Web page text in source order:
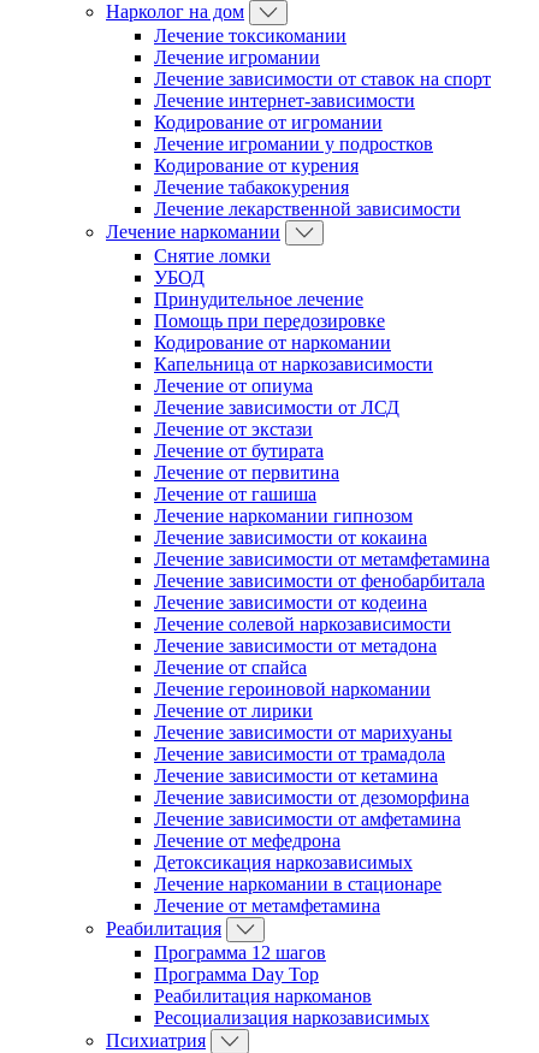
Нарколог на дом
Лечение токсикомании
Лечение игромании
Лечение зависимости от ставок на спорт
Лечение интернет-зависимости
Кодирование от игромании
Лечение игромании у подростков
Кодирование от курения
Лечение табакокурения
Лечение лекарственной зависимости
Лечение наркомании
Снятие ломки
УБОД
Принудительное лечение
Помощь при передозировке
Кодирование от наркомании
Капельница от наркозависимости
Лечение от опиума
Лечение зависимости от ЛСД
Лечение от экстази
Лечение от бутирата
Лечение от первитина
Лечение от гашиша
Лечение наркомании гипнозом
Лечение зависимости от кокаина
Лечение зависимости от метамфетамина
Лечение зависимости от фенобарбитала
Лечение зависимости от кодеина
Лечение солевой наркозависимости
Лечение зависимости от метадона
Лечение от спайса
Лечение героиновой наркомании
Лечение от лирики
Лечение зависимости от марихуаны
Лечение зависимости от трамадола
Лечение зависимости от кетамина
Лечение зависимости от дезоморфина
Лечение зависимости от амфетамина
Лечение от мефедрона
Детоксикация наркозависимых
Лечение наркомании в стационаре
Лечение от метамфетамина
Реабилитация
Программа 12 шагов
Программа Day Top
Реабилитация наркоманов
Ресоциализация наркозависимых
Психиатрия